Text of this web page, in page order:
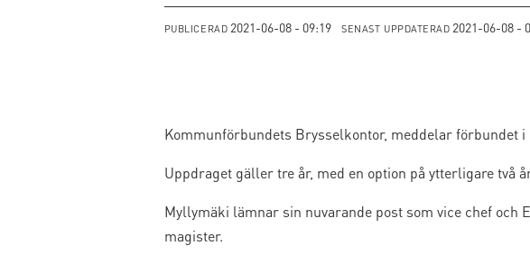
PUBLICERAD 2021-06-08 - 09:19 SENAST UPPDATERAD 2021-06-08 -
Kommunförbundets Brysselkontor, meddelar förbundet i
Uppdraget gäller tre år, med en option på ytterligare två
Myllymäki lämnar sin nuvarande post som vice chef
magister.